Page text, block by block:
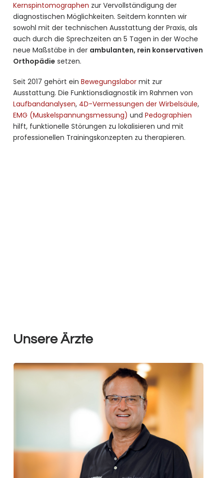
Kernspintomographen zur Vervollständigung der
diagnostischen Möglichkeiten. Seitdem konnten wir
sowohl mit der technischen Ausstattung der Praxis, als
auch durch die Sprechzeiten an 5 Tagen in der Woche
neue Maßstäbe in der ambulanten, rein konservativen
Orthopädie setzen.
Seit 2017 gehört ein Bewegungslabormit zur
Ausstattung. Die Funktionsdiagnostik im Rahmen von
Laufbandanalysen, 4D-Vermessungen der Wirbelsäule,
EMG (Muskelspannungsmessung) und Pedographien
hilft, funktionelle Störungen zu lokalisieren und mit
professionellen Trainingskonzepten zu therapieren.
Unsere Ärzte